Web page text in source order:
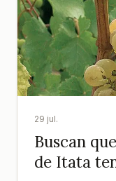
29 jul.
Buscan
de Itata